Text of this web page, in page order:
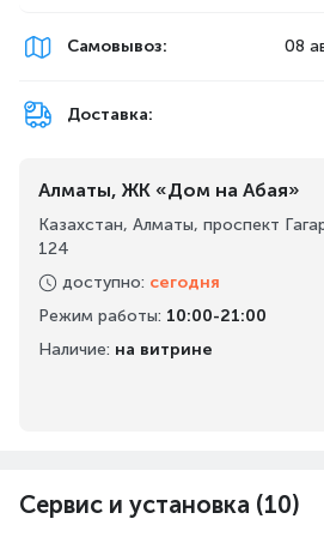
ваш любимый контент
качестве.
Точная
Технология PurColor
качество
испытывает эффект
Самовывоз: 08
Доставка:
Алматы, ЖК «Дом на Абая»
Казахстан, Алматы, проспект
124
доступно: сегодня
Режим работы: 10:00-21:00
Наличие: на витрине
Сервис и установка (10)